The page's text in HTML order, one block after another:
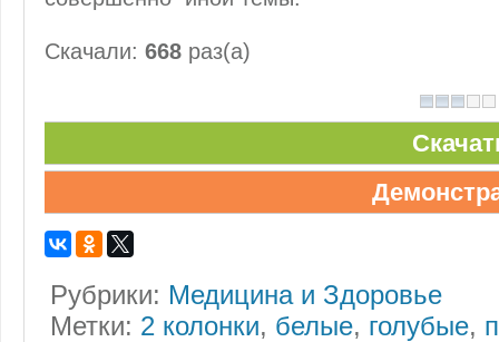
Скачали: 668 раз(а)
Рубрики: Медицина и Здоровье
Метки: 2 колонки, белые, голубые,